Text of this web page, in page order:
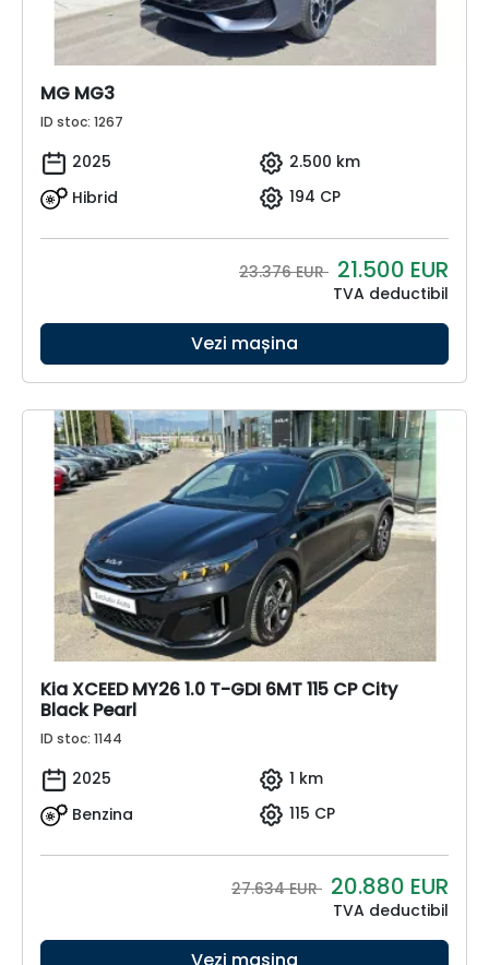
MG MG3
ID stoc: 1267
2025
2.500 km
Hibrid
194 CP
23.376 EUR 21.500 EUR
TVA deductibil
Vezi mașina
Kia XCEED MY26 1.0 T-GDI 6MT 115 CP City
Black Pearl
ID stoc: 1144
2025
1 km
Benzina
115 CP
27.634 EUR 20.880 EUR
TVA deductibil
Vezi mașina